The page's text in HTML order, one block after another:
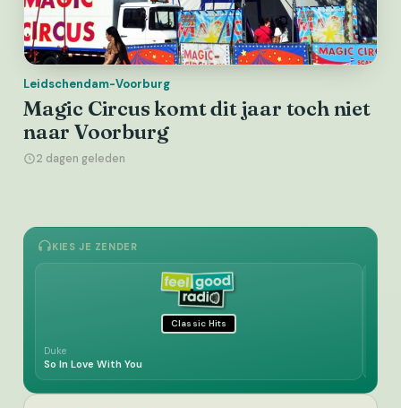
Leidschendam-Voorburg
Magic Circus komt dit jaar toch niet
naar Voorburg
2 dagen geleden
KIES JE ZENDER
Classic Hits
Duke
So In Love With You